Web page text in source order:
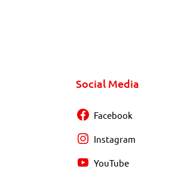
Social Media
Facebook
Instagram
YouTube